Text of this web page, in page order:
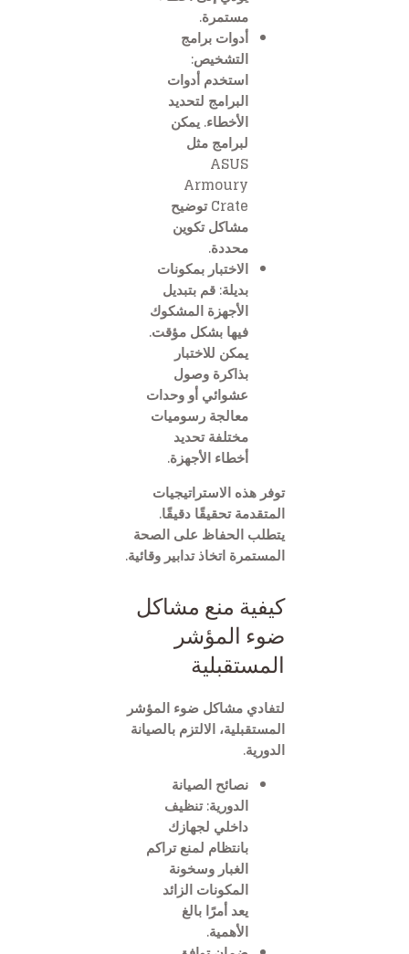
مستمرة.
أدوات برامج
التشخيص:
استخدم أدوات
البرامج لتحديد
الأخطاء. يمكن
لبرامج مثل
ASUS
Armoury
Crate توضيح
مشاكل تكوين
محددة.
الاختبار بمكونات
بديلة: قم بتبديل
الأجهزة المشكوك
فيها بشكل مؤقت.
يمكن للاختبار
بذاكرة وصول
عشوائي أو وحدات
معالجة رسوميات
مختلفة تحديد
أخطاء الأجهزة.
توفر هذه الاستراتيجيات
المتقدمة تحقيقًا دقيقًا.
يتطلب الحفاظ على الصحة
المستمرة اتخاذ تدابير وقائية.
كيفية منع مشاكل
ضوء المؤشر
المستقبلية
لتفادي مشاكل ضوء المؤشر
المستقبلية، الالتزم بالصيانة
الدورية.
نصائح الصيانة
الدورية: تنظيف
داخلي لجهازك
بانتظام لمنع تراكم
الغبار وسخونة
المكونات الزائد
يعد أمرًا بالغ
الأهمية.